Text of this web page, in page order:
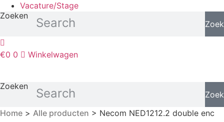
Vacature/Stage
Zoeken
Zoek
€0 0 Winkelwagen
Zoeken
Zoek
Home > Alle producten > Necom NED1212.2 double enc